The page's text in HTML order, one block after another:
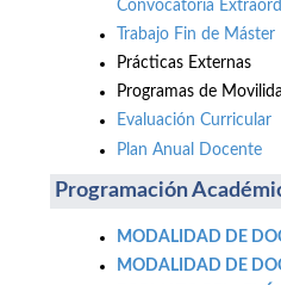
Convocatoria
Trabajo Fin de Máster
Prácticas Externas
Programas de
Evaluación Curricular
Plan Anual Docente
Programación
MODALIDAD DE
MODALIDAD DE